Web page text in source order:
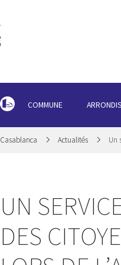
COMMUNE
Casablanca Actualités Un
UN
DES